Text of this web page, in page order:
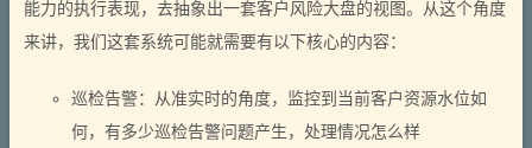
能力的执行表现，去抽象出一套客户风险大盘的视图。从这个角度
来讲，我们这套系统可能就需要有以下核心的内容：
巡检告警：从准实时的角度，监控到当前客户资源水位如
何，有多少巡检告警问题产生，处理情况怎么样